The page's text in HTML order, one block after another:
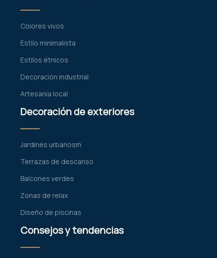
Colores vivos
Estilo minimalista
Estilos étnicos
Decoración industrial
Artesanía local
Decoración de exteriores
Jardines urbanosm
Terrazas de descanso
Balcones verdes
Zonas de relax
Diseño de piscinas
Consejos y tendencias